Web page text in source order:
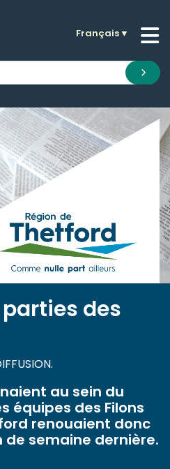
)
Français▼
des
au sein du
équipes des Filons
renouaient donc
semaine dernière.